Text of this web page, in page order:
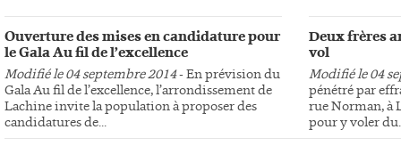
Ouverture des mises en candidature pour
le Gala Au fil de l’excellence
Modifié le 04 septembre 2014- En prévision du
Gala Au fil de l’excellence, l’arrondissement de
Lachine invite la population à proposer des
candidatures de...
Deux frères
vol
Modifié le 04
pénétré par
rue Norman, à
pour y voler